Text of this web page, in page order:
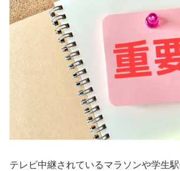
テレビ中継されているマラソンや学生